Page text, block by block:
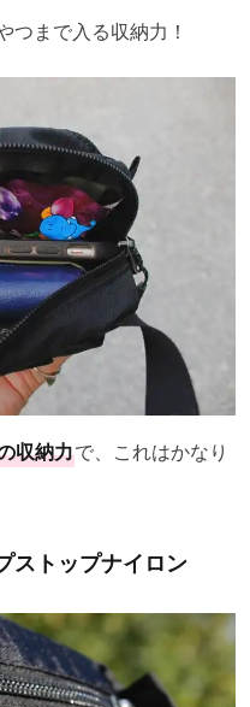
つまで入る収納力！
収納力で、これはかなり
ストップナイロン